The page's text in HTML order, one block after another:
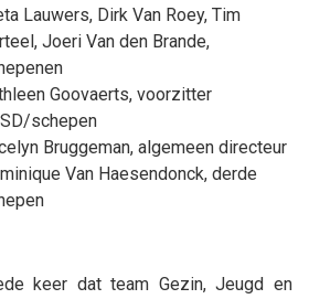
Lauwers, Dirk Van Roey, Tim
, Joeri Van den Brande,
Goovaerts, voorzitter
schepen
Bruggeman, algemeen directeur
Van Haesendonck, derde
keer dat team Gezin, Jeugd en